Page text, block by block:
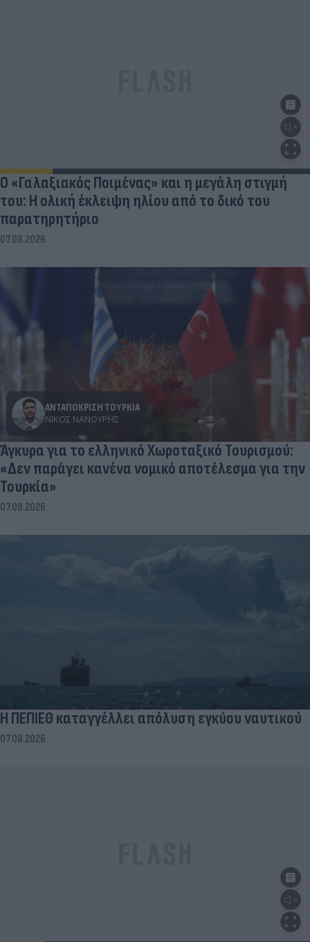
Ο «Γαλαξιακός Ποιμένας» και η μεγάλη στιγμή
του: Η ολική έκλειψη ηλίου από το δικό του
παρατηρητήριο
07.08.2026
ΑΝΤΑΠΟΚΡΙΣΗ ΤΟΥΡΚΙΑ
ΝΊΚΟΣ ΝΑΝΟΎΡΗΣ
Άγκυρα για το ελληνικό Χωροταξικό Τουρισμού:
«Δεν παράγει κανένα νομικό αποτέλεσμα για την
Τουρκία»
07.08.2026
Η ΠΕΠΙΕΘ καταγγέλλει απόλυση εγκύου ναυτικού
07.08.2026